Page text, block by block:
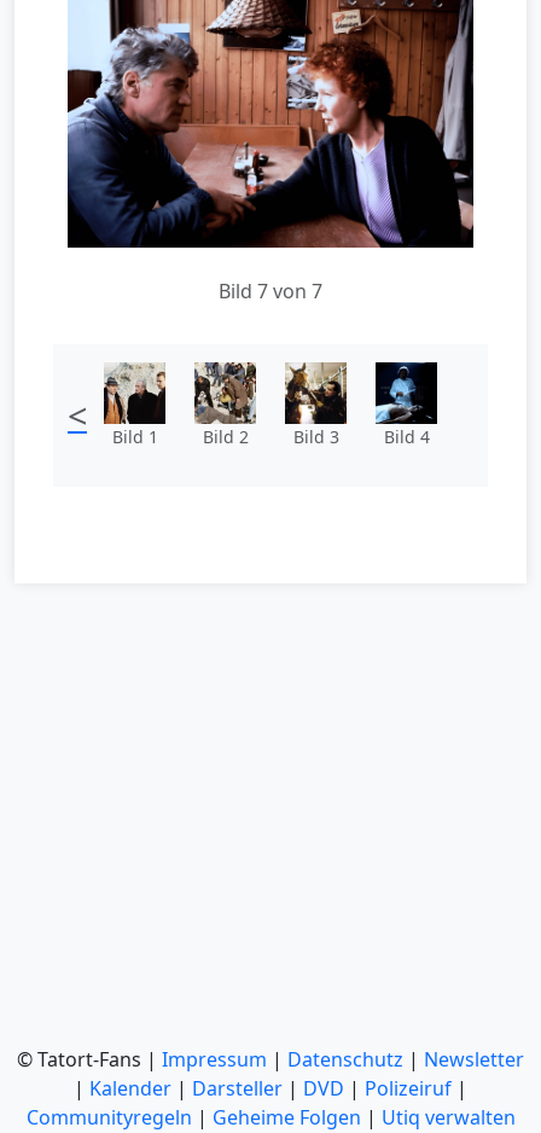
Bild 7 von 7
< Bild 1 Bild 2 Bild 3 Bild 4
© Tatort-Fans | Impressum | Datenschutz | Newsletter
| Kalender | Darsteller | DVD | Polizeiruf |
Communityregeln | Geheime Folgen | Utiq verwalten